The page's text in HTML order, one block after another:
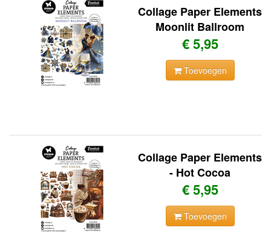
Collage Paper Elements
Moonlit Ballroom
€ 5,95
Toevoegen
Collage Paper Elements
- Hot Cocoa
€ 5,95
Toevoegen